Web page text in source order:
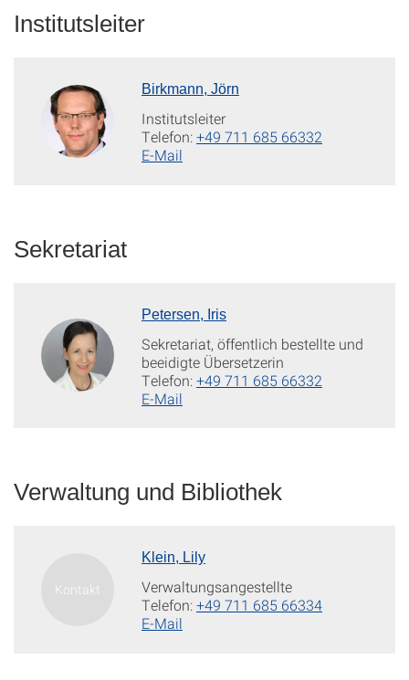
Institutsleiter
Birkmann, Jörn
Institutsleiter
Telefon:+49 711 685 66332
E-Mail
Sekretariat
Petersen, Iris
Sekretariat, öffentlich bestellte und
beeidigte Übersetzerin
Telefon:+49 711 685 66332
E-Mail
Verwaltung und Bibliothek
Klein, Lily
Verwaltungsangestellte
Telefon:+49 711 685 66334
E-Mail